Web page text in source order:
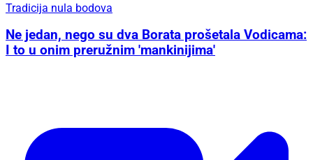
Tradicija nula bodova
Ne jedan, nego su dva Borata prošetala Vodicama:
I to u onim preružnim 'mankinijima'